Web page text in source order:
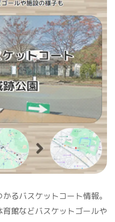
るバスケットコート情報。
館などバスケットゴールや